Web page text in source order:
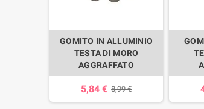
GOMITO IN ALLUMINIO
TESTA DI MORO
AGGRAFFATO
5,84 € 8,99 €